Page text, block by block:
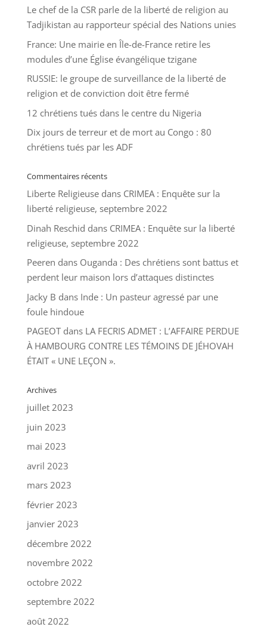
Le chef de la CSR parle de la liberté de religion au
Tadjikistan au rapporteur spécial des Nations unies
France: Une mairie en Île-de-France retire les
modules d’une Église évangélique tzigane
RUSSIE: le groupe de surveillance de la liberté de
religion et de conviction doit être fermé
12 chrétiens tués dans le centre du Nigeria
Dix jours de terreur et de mort au Congo : 80
chrétiens tués par les ADF
Commentaires récents
Liberte Religieusedans CRIMEA : Enquête sur la
liberté religieuse, septembre 2022
Dinah Reschid dans CRIMEA : Enquête sur la liberté
religieuse, septembre 2022
Peeren dans Ouganda : Des chrétiens sont battus et
perdent leur maison lors d’attaques distinctes
Jacky B dans Inde : Un pasteur agressé par une
foule hindoue
PAGEOTdans LA FECRIS ADMET : L’AFFAIRE PERDUE
À HAMBOURG CONTRE LES TÉMOINS DE JÉHOVAH
ÉTAIT « UNE LEÇON ».
Archives
juillet 2023
juin 2023
mai 2023
avril 2023
mars 2023
février 2023
janvier 2023
décembre 2022
novembre 2022
octobre 2022
septembre 2022
août 2022